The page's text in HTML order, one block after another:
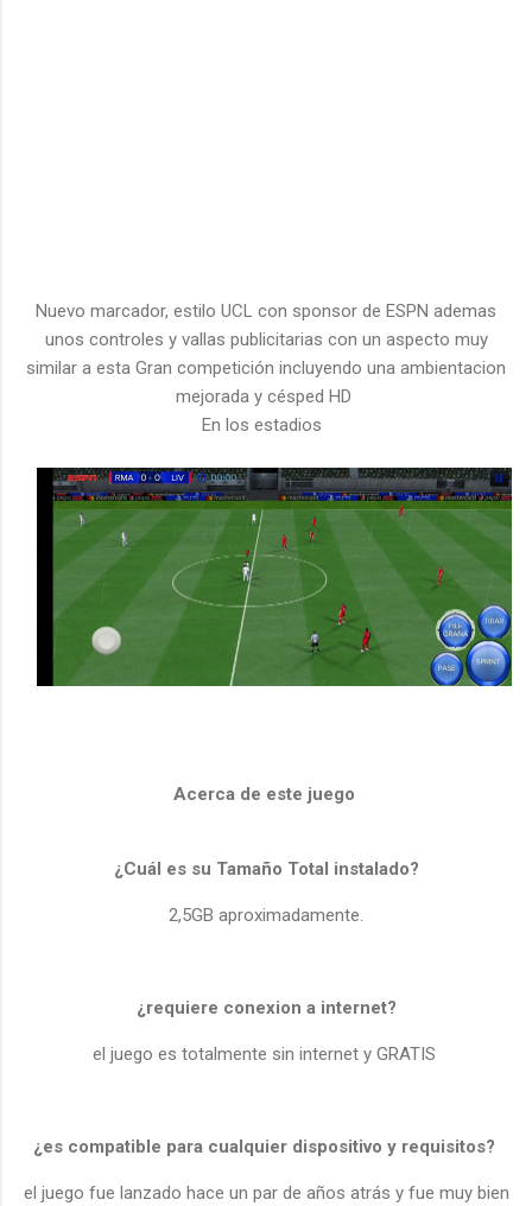
Nuevo marcador, estilo UCL con sponsor de ESPN ademas
unos controles y vallas publicitarias con un aspecto muy
similar a esta Gran competición incluyendo una ambientacion
mejorada y césped HD
En los estadios
Acerca de este juego
¿Cuál es su Tamaño Total instalado?
2,5GB aproximadamente.
¿requiere conexion a internet?
el juego es totalmente sin internet y GRATIS
¿es compatible para cualquier dispositivo y requisitos?
el juego fue lanzado hace un par de años atrás y fue muy bien